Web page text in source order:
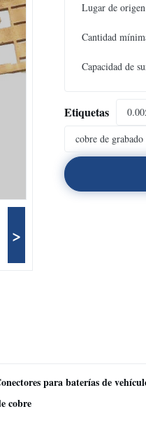
>
Lugar de
Cantidad
Capacidad de
Etiquetas
cobre de
para baterías de
cobre